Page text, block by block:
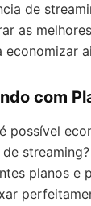
de
as
economizar
com
possível
planos e